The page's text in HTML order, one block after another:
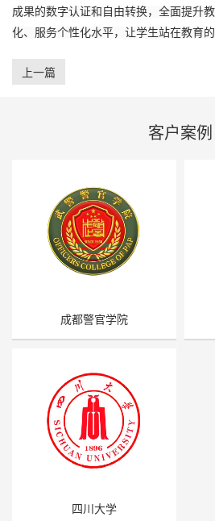
成果的数字认证和自由转换，全面提升
化、服务个性化水平，让学生站在教育的
上一篇
客户案例
成都警官学院
四川大学